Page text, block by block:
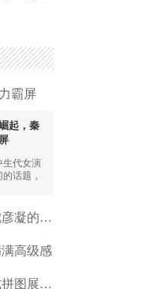
霸屏
起，秦
生代女演
话题，
从模特到电影出品人 气质女神沈彦凝的逐梦之路
高级感
郭采洁分享打理短发小妙招 花式拼图展现日常趣